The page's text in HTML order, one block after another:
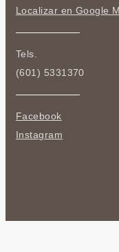
Localizar en Google
Tels.
(601) 5331370
Facebook
Instagram